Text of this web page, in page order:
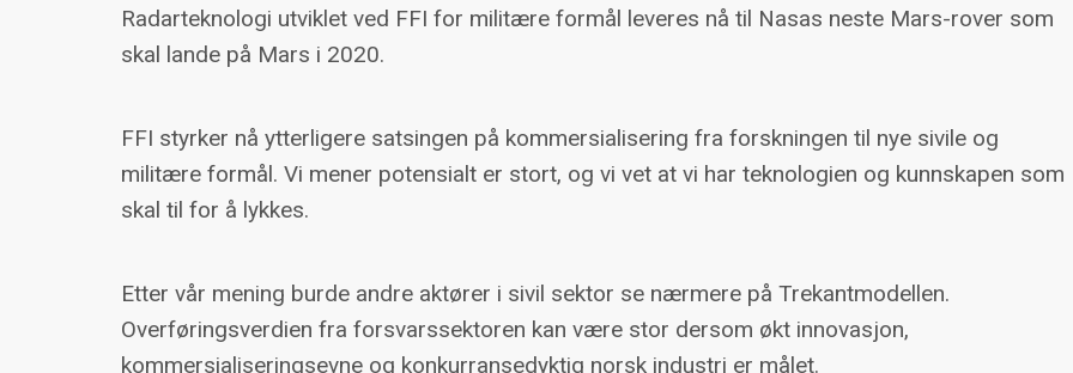
Radarteknologi utviklet ved FFI for militære formål leveres nå til Nasas neste Mars-rover som
skal lande på Mars i 2020.
FFI styrker nå ytterligere satsingen på kommersialisering fra forskningen til nye sivile og
militære formål. Vi mener potensialt er stort, og vi vet at vi har teknologien og kunnskapen som
skal til for å lykkes.
Etter vår mening burde andre aktører i sivil sektor se nærmere på Trekantmodellen.
Overføringsverdien fra forsvarssektoren kan være stor dersom økt innovasjon,
kommersialiseringsevne og konkurransedyktig norsk industri er målet.